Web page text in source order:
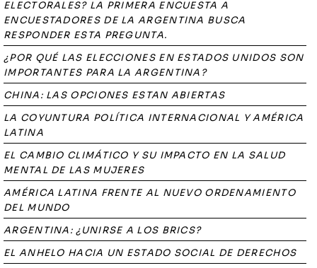
ELECTORALES? LA PRIMERA ENCUESTA A
ENCUESTADORES DE LA ARGENTINA BUSCA
RESPONDER ESTA PREGUNTA.
¿POR QUÉ LAS ELECCIONES EN ESTADOS UNIDOS SON
IMPORTANTES PARA LA ARGENTINA?
CHINA: LAS OPCIONES ESTAN ABIERTAS
LA COYUNTURA POLÍTICA INTERNACIONAL Y AMÉRICA
LATINA
EL CAMBIO CLIMÁTICO Y SU IMPACTO EN LA SALUD
MENTAL DE LAS MUJERES
AMÉRICA LATINA FRENTE AL NUEVO ORDENAMIENTO
DEL MUNDO
ARGENTINA: ¿UNIRSE A LOS BRICS?
EL ANHELO HACIA UN ESTADO SOCIAL DE DERECHOS